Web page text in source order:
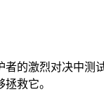
的激烈对决中测
救它。